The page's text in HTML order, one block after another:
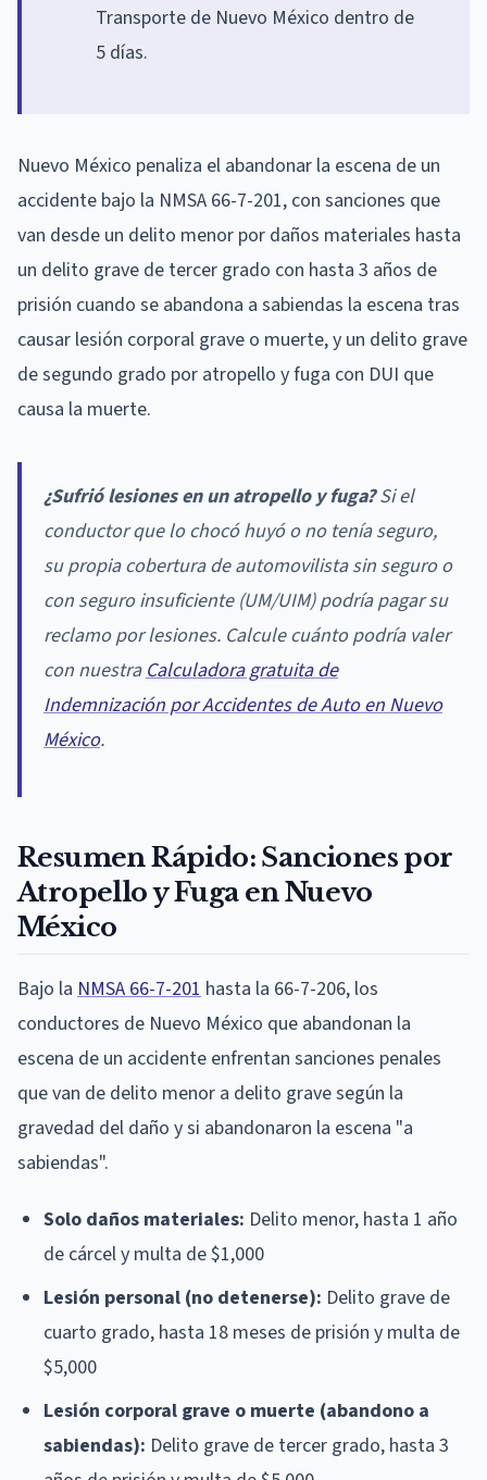
Transporte de Nuevo México dentro de
5 días.
Nuevo México penaliza el abandonar la escena de un
accidente bajo la NMSA 66-7-201, con sanciones que
van desde un delito menor por daños materiales hasta
un delito grave de tercer grado con hasta 3 años de
prisión cuando se abandona a sabiendas la escena tras
causar lesión corporal grave o muerte, y un delito grave
de segundo grado por atropello y fuga con DUI que
causa la muerte.
¿Sufrió lesiones en un atropello y fuga?Si el
conductor que lo chocó huyó o no tenía seguro,
su propia cobertura de automovilista sin seguro o
con seguro insuficiente (UM/UIM) podría pagar su
reclamo por lesiones. Calcule cuánto podría valer
con nuestra Calculadora gratuita de
Indemnización por Accidentes de Auto en Nuevo
México.
Resumen Rápido: Sanciones por
Atropello y Fuga en Nuevo
México
Bajo la NMSA 66-7-201 hasta la 66-7-206, los
conductores de Nuevo México que abandonan la
escena de un accidente enfrentan sanciones penales
que van de delito menor a delito grave según la
gravedad del daño y si abandonaron la escena "a
sabiendas".
Solo daños materiales: Delito menor, hasta 1 año
de cárcel y multa de $1,000
Lesión personal (no detenerse): Delito grave de
cuarto grado, hasta 18 meses de prisión y multa de
$5,000
Lesión corporal grave o muerte (abandono a
sabiendas): Delito grave de tercer grado, hasta 3